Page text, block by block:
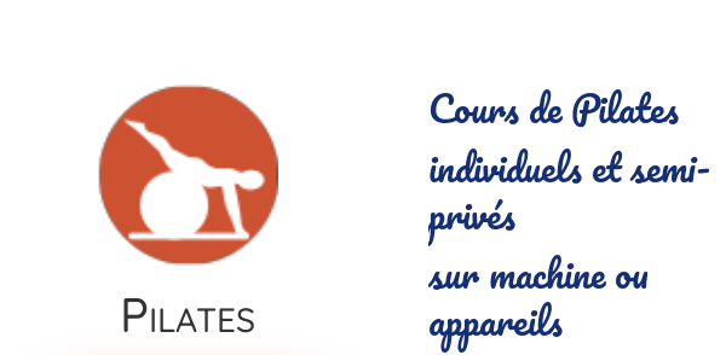
Pilates
Cours de Pilates
individuels et semi-
privés
sur machine ou
appareils